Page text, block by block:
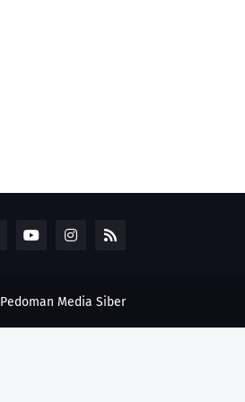
Pedoman Media Siber